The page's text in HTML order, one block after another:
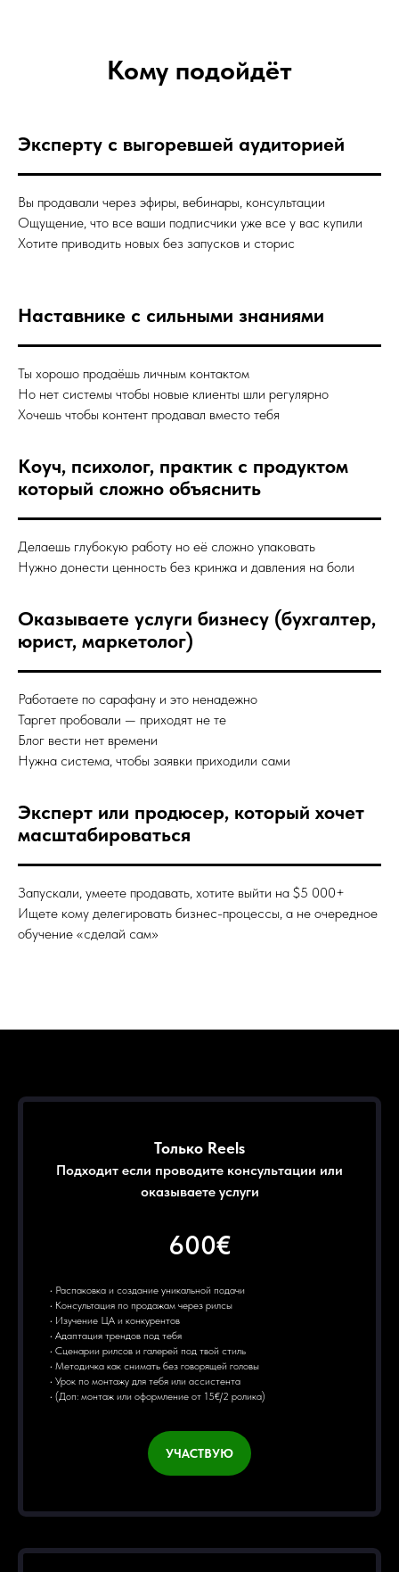
Кому подойдёт
Эксперту с выгоревшей аудиторией
Вы продавали через эфиры, вебинары, консультации
Ощущение, что все ваши подписчики уже все у вас купили
Хотите приводить новых без запусков и сторис
Наставникe с сильными знаниями
Ты хорошо продаёшь личным контактом
Но нет системы чтобы новые клиенты шли регулярно
Хочешь чтобы контент продавал вместо тебя
Коуч, психолог, практик с продуктом
который сложно объяснить
Делаешь глубокую работу но её сложно упаковать
Нужно донести ценность без кринжа и давления на боли
Оказываете услуги бизнесу (бухгалтер,
юрист, маркетолог)
Работаете по сарафану и это ненадежно
Таргет пробовали — приходят не те
Блог вести нет времени
Нужна система, чтобы заявки приходили сами
Эксперт или продюсер, который хочет
масштабироваться
Запускали, умеете продавать, хотите выйти на $5 000+
Ищете кому делегировать бизнес-процессы, а не очередное
обучение «сделай сам»
Только Reels
Подходит если проводите консультации или
оказываете услуги
600€
• Распаковка и создание уникальной подачи
• Консультация по продажам через рилсы
• Изучение ЦА и конкурентов
• Адаптация трендов под тебя
• Сценарии рилсов и галерей под твой стиль
• Методичка как снимать без говорящей головы
• Урок по монтажу для тебя или ассистента
• (Доп: монтаж или оформление от 15€/2 ролика)
УЧАСТВУЮ